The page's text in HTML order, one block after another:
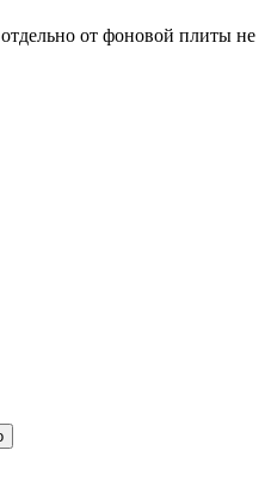
от фоновой плиты не